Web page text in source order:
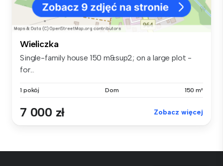
Wieliczka
Single-family house 150 m&sup2; on a large plot -
for...
1 pokój Dom 150 m²
7 000 zł Zobacz więcej